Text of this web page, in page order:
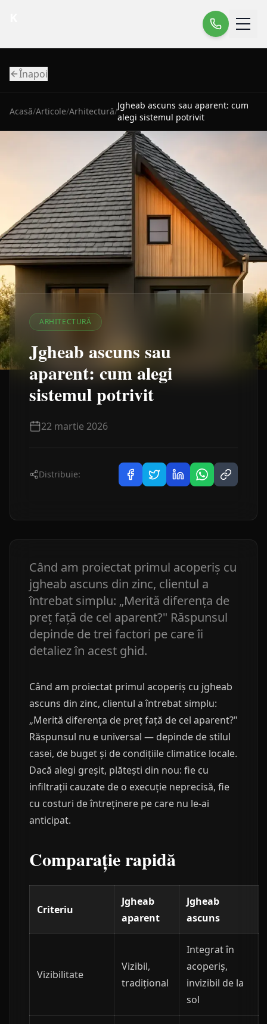
Înapoi
Acasă/Articole/Arhitectură/
Jgheab ascuns sau aparent: cum
alegi sistemul potrivit
ARHITECTURĂ
Jgheab ascuns sau
aparent: cum alegi
sistemul potrivit
22 martie 2026
Distribuie:
Când am proiectat primul acoperiș cu
jgheab ascuns din zinc, clientul a
întrebat simplu: „Merită diferența de
preț față de cel aparent?" Răspunsul
depinde de trei factori pe care îi
detaliez în acest ghid.
Când am proiectat primul acoperiș cu jgheab
ascuns din zinc, clientul a întrebat simplu:
„Merită diferența de preț față de cel aparent?"
Răspunsul nu e universal — depinde de stilul
casei, de buget și de condițiile climatice locale.
Dacă alegi greșit, plătești din nou: fie cu
infiltrații cauzate de o execuție neprecisă, fie
cu costuri de întreținere pe care nu le-ai
anticipat.
Comparație rapidă
Criteriu
Jgheab
aparent
Jgheab
ascuns
Vizibilitate
Vizibil,
tradițional
Integrat în
acoperiș,
invizibil de la
sol